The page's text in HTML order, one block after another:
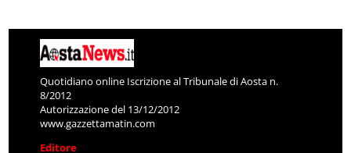
Quotidiano online Iscrizione al Tribunale di Aosta n.
8/2012
Autorizzazione del 13/12/2012
www.gazzettamatin.com
Editore